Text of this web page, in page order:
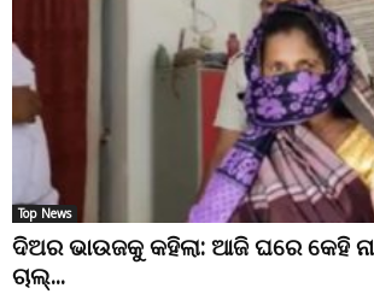
Top News
ଦିଅର ଭାଉଜକୁ କହିଲା: ଆଜି ଘରେ କେହି
ଚାଲ୍...